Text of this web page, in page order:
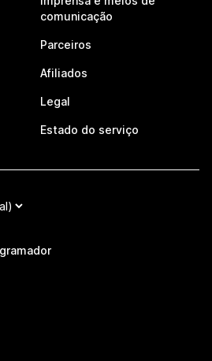
comunicação
Parceiros
Afiliados
Legal
Estado do serviço